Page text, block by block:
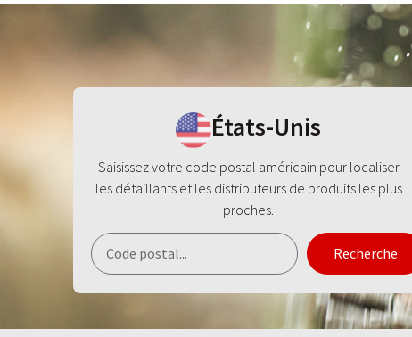
États-Unis
Saisissez votre code postal américain pour localiser
les détaillants et les distributeurs de produits les plus
proches.
Recherche